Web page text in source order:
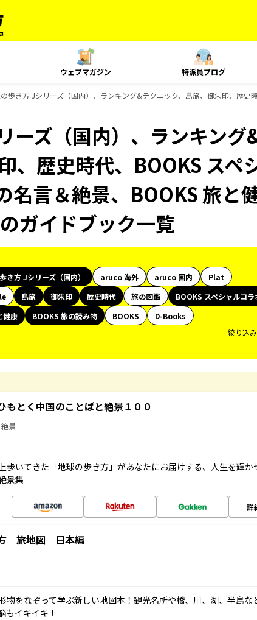
ウェブマガジン 特派員ブログ
歩き方 Jシリーズ（国内）、ランキング&テクニック、島旅、御朱印、歴史
ーズ（国内）、ランキング
、歴史時代、BOOKS スペ
名言＆絶景、BOOKS 旅と
ガイドブック一覧
き方 Jシリーズ（国内） aruco 海外 aruco 国内
Plat
島旅 御朱印 歴史時代 旅の図鑑
BOOKS スペシャルコラ
健康 BOOKS 旅の読み物 BOOKS
D-Books
絞り込
もとく中国のことばと絶景１００
景
歩いてきた「地球の歩き方」があなたにお届けする、人生を輝か
景集
詳
旅地図 日本編
物をなぞって学ぶ新しい地図本！観光名所や橋、川、湖、半島な
もイキイキ！